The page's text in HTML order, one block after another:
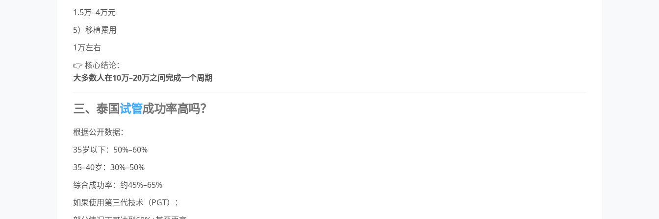
1.5万–4万元
5）移植费用
1万左右
👉 核心结论：
大多数人在10万–20万之间完成一个周期
三、泰国试管成功率高吗？
根据公开数据：
35岁以下：50%–60%
35–40岁：30%–50%
综合成功率：约45%–65%
如果使用第三代技术（PGT）：